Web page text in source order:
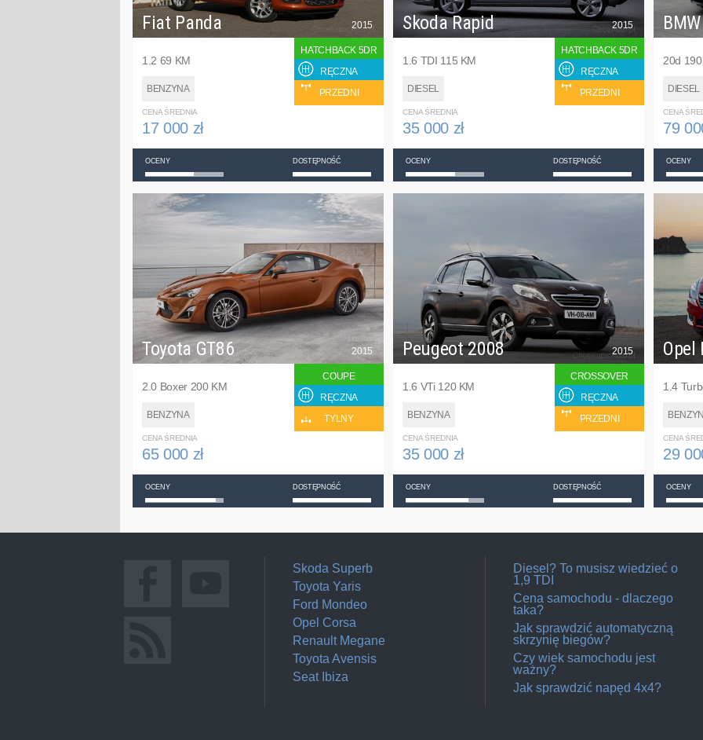
Fiat Panda
1.2 69 KM
BENZYNA
2015
HATCHBACK 5DR
RĘCZNA
PRZEDNI
CENA ŚREDNIA
17 000 zł
OCENY DOSTĘPNOŚĆ
Skoda Rapid
1.6 TDI 115 KM
DIESEL
2015
HATCHBACK 5DR
RĘCZNA
PRZEDNI
CENA ŚREDNIA
35 000 zł
OCENY DOSTĘPNOŚĆ
20d
DIESEL
CENA
79
OCENY
Toyota GT86
2.0 Boxer 200 KM
BENZYNA
2015
COUPE
RĘCZNA
TYLNY
CENA ŚREDNIA
65 000 zł
OCENY DOSTĘPNOŚĆ
Peugeot 2008
1.6 VTi 120 KM
BENZYNA
2015
CROSSOVER
RĘCZNA
PRZEDNI
CENA ŚREDNIA
35 000 zł
OCENY DOSTĘPNOŚĆ
Opel
1.4
CENA
29
OCENY
Skoda Superb
Toyota Yaris
Ford Mondeo
Opel Corsa
Renault Megane
Toyota Avensis
Seat Ibiza
Diesel? To musisz wiedzieć o
1,9 TDI
Cena samochodu - dlaczego
taka?
Jak sprawdzić automatyczną
skrzynię biegów?
Czy wiek samochodu jest
ważny?
Jak sprawdzić napęd 4x4?